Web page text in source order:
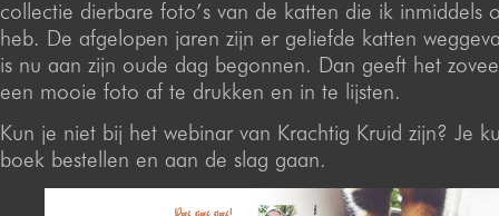
collectie dierbare foto’s van de katten die ik inmiddels
heb. De afgelopen jaren zijn er geliefde katten
is nu aan zijn oude dag begonnen. Dan geeft het
een mooie foto af te drukken en in te lijsten.
Kun je niet bij het webinar van Krachtig Kruid zijn? Je
boek bestellen en aan de slag gaan.